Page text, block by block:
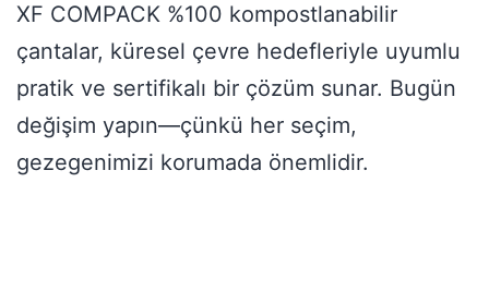
XF COMPACK %100 kompostlanabilir
çantalar, küresel çevre hedefleriyle uyumlu
pratik ve sertifikalı bir çözüm sunar. Bugün
değişim yapın—çünkü her seçim,
gezegenimizi korumada önemlidir.